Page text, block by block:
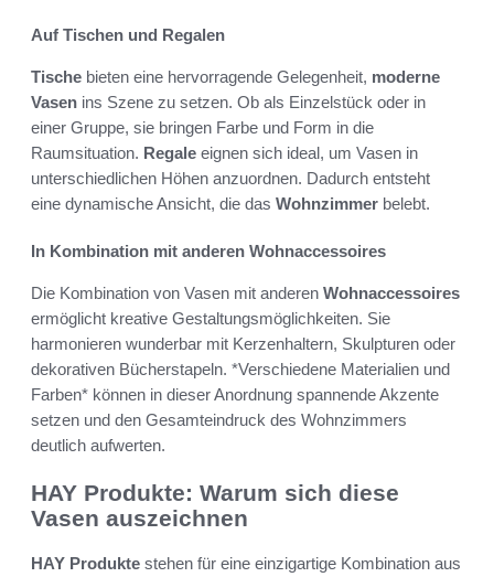
Auf Tischen und Regalen
Tische bieten eine hervorragende Gelegenheit, moderne
Vasen ins Szene zu setzen. Ob als Einzelstück oder in
einer Gruppe, sie bringen Farbe und Form in die
Raumsituation. Regale eignen sich ideal, um Vasen in
unterschiedlichen Höhen anzuordnen. Dadurch entsteht
eine dynamische Ansicht, die das Wohnzimmer belebt.
In Kombination mit anderen Wohnaccessoires
Die Kombination von Vasen mit anderen Wohnaccessoires
ermöglicht kreative Gestaltungsmöglichkeiten. Sie
harmonieren wunderbar mit Kerzenhaltern, Skulpturen oder
dekorativen Bücherstapeln. *Verschiedene Materialien und
Farben* können in dieser Anordnung spannende Akzente
setzen und den Gesamteindruck des Wohnzimmers
deutlich aufwerten.
HAY Produkte: Warum sich diese
Vasen auszeichnen
HAY Produkte stehen für eine einzigartige Kombination aus